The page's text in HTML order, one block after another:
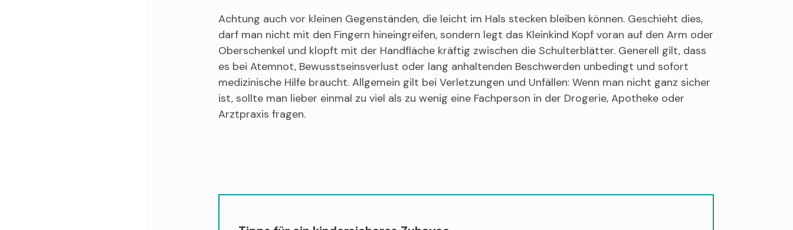
Achtung auch vor kleinen Gegenständen, die leicht im Hals stecken bleiben können. Geschieht dies,
darf man nicht mit den Fingern hineingreifen, sondern legt das Kleinkind Kopf voran auf den Arm oder
Oberschenkel und klopft mit der Handfläche kräftig zwischen die Schulterblätter. Generell gilt, dass
es bei Atemnot, Bewusstseinsverlust oder lang anhaltenden Beschwerden unbedingt und sofort
medizinische Hilfe braucht. Allgemein gilt bei Verletzungen und Unfällen: Wenn man nicht ganz sicher
ist, sollte man lieber einmal zu viel als zu wenig eine Fachperson in der Drogerie, Apotheke oder
Arztpraxis fragen.